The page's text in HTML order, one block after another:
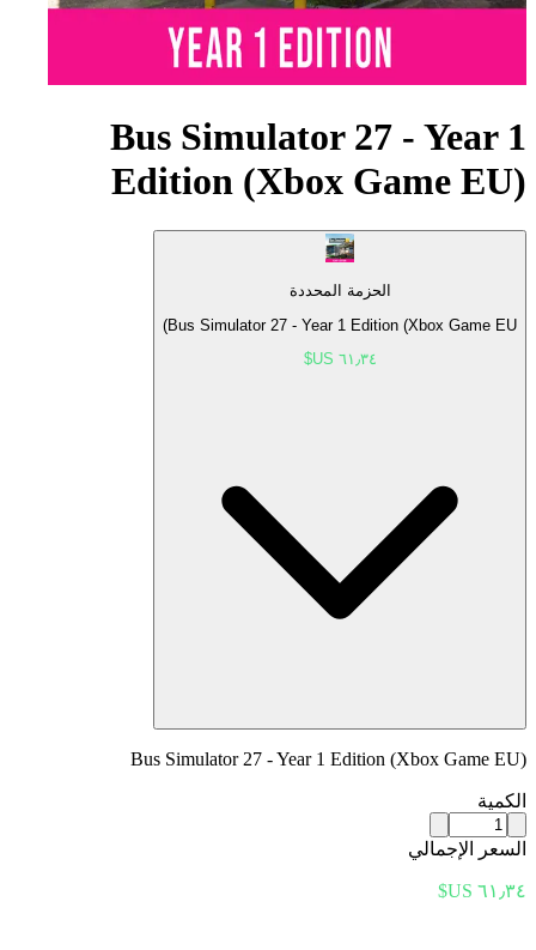
Bus Simulator 27 - Year 1
Edition (Xbox Game EU)
الحزمة المحددة
Bus Simulator 27 - Year 1 Edition (Xbox Game EU)
Bus Simulator 27 - Year 1 Edition (Xbox Game EU)
الكمية
السعر الإجمالي